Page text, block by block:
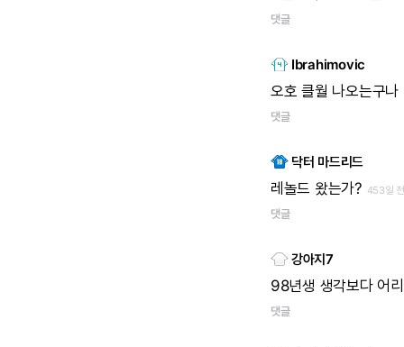
댓글
Ibrahimovic
오호 클월 나오는구나
댓글
닥터 마드리드
레놀드 왔는가? 453일
댓글
강아지7
98년생 생각보다 어
댓글